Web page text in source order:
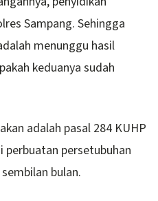
Sampang. Sehingga
menunggu hasil
keduanya sudah
adalah pasal 284 KUHP
perbuatan persetubuhan
bulan.